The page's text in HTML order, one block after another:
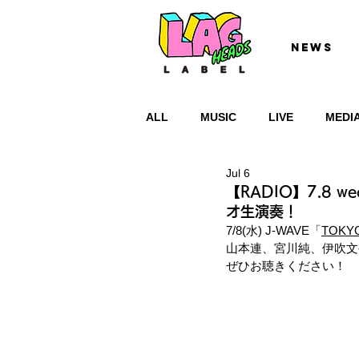
NEWS
ALL MUSIC LIVE
【RADIO】7.8
オ生演奏！
Jul 6
7/8(水) J-WAVE 「
山本連、宮川純、伊吹
ぜひお聴きください！